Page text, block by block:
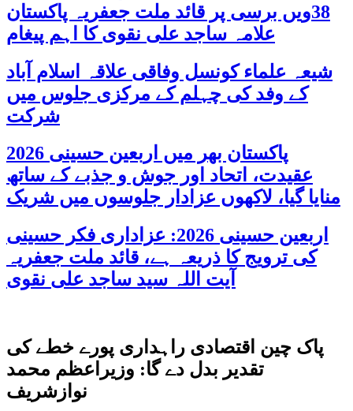
38ویں برسی پر قائد ملت جعفریہ پاکستان
علامہ ساجد علی نقوی کا اہم پیغام
شیعہ علماء کونسل وفاقی علاقہ اسلام آباد
کے وفد کی چہلم کے مرکزی جلوس میں
شرکت
پاکستان بھر میں اربعین حسینی 2026
عقیدت، اتحاد اور جوش و جذبے کے ساتھ
منایا گیا، لاکھوں عزادار جلوسوں میں شریک
اربعین حسینی 2026: عزاداری فکر حسینی
کی ترویج کا ذریعہ ہے، قائد ملت جعفریہ
آیت اللہ سید ساجد علی نقوی
پاک چین اقتصادی راہداری پورے خطے کی
تقدیر بدل دے گا: وزیراعظم محمد
نوازشریف